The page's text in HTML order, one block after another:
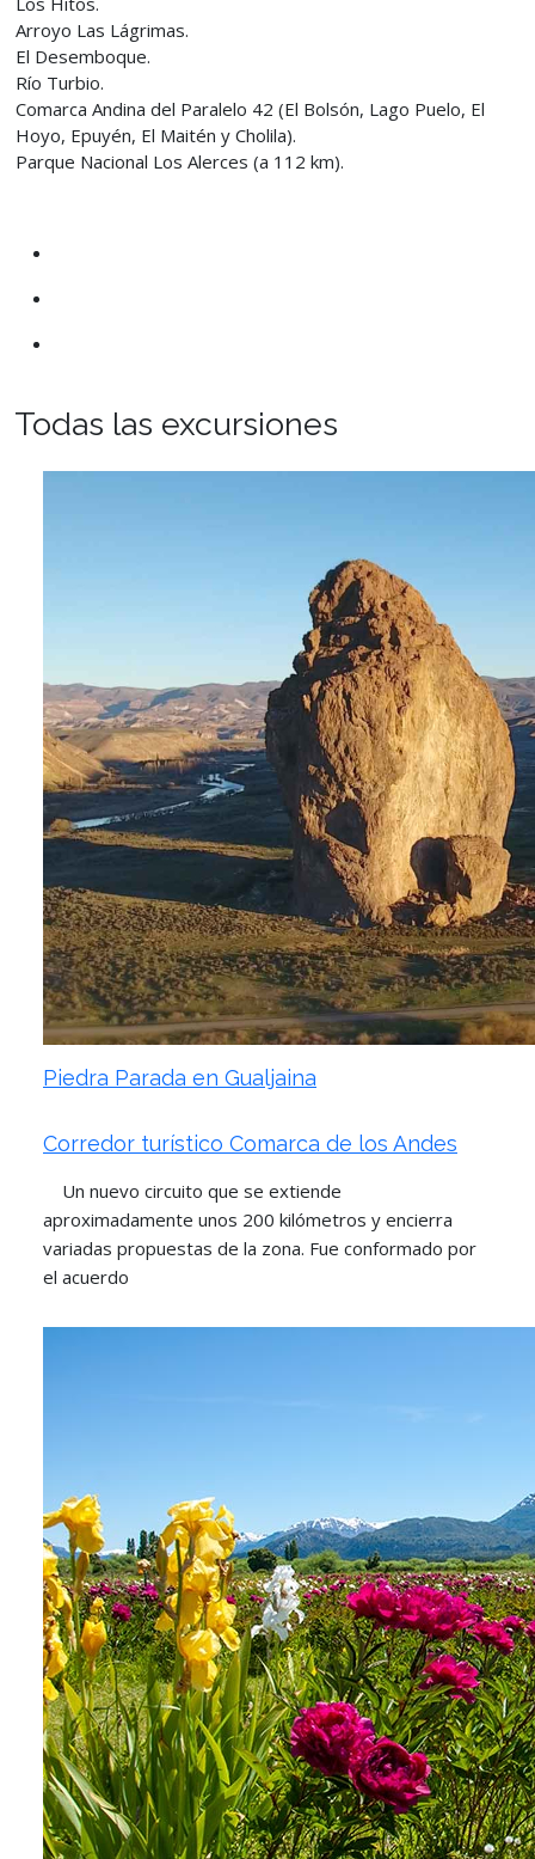
Arroyo Las Lágrimas.
El Desemboque.
Río Turbio.
Comarca Andina del Paralelo 42 (El Bolsón, Lago Puelo, El
Hoyo, Epuyén, El Maitén y Cholila).
Parque Nacional Los Alerces (a 112 km).
Todas las excursiones
Piedra Parada en Gualjaina
Corredor turístico Comarca de los Andes
Un nuevo circuito que se extiende
aproximadamente unos 200 kilómetros y encierra
variadas propuestas de la zona. Fue conformado por
el acuerdo